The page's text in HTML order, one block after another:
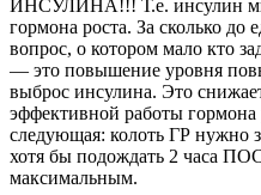
ИНСУЛИНА!!! Т.е. инсулин мы
гормона роста. За сколько
вопрос, о котором мало кто
— это повышение уровня
выброс инсулина. Это
эффективной работы
следующая: колоть ГР нужно
хотя бы подождать 2 часа
максимальным.